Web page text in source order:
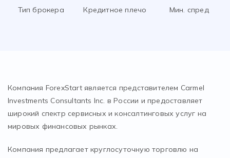
Тип брокера Кредитное плечо Мин. спред
Компания ForexStart является представителем Carmel
Investments Consultants Inc. в России и предоставляет
широкий спектр сервисных и консалтинговых услуг на
мировых финансовых рынках.
Компания предлагает круглосуточную торговлю на